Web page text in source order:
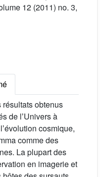
12 (2011) no. 3,
obtenus
de lʼUnivers à
cosmique,
comme des
La plupart des
en imagerie et